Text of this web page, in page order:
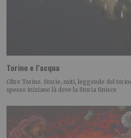
Torino e l’acqua
Oltre Torino. Storie, miti, leggende del
spesso iniziano là dove la Storia finisce